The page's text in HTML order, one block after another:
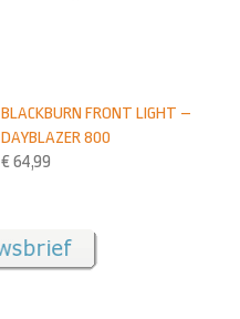
BLACKBURN FRONT LIGHT –
DAYBLAZER 800
€ 64,99